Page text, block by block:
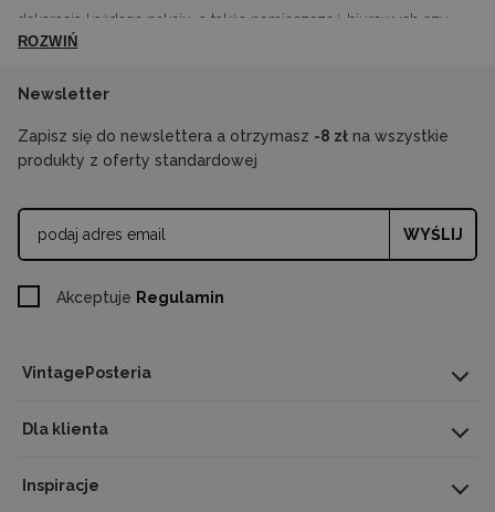
dekoracja każdego pokoju, a także pomieszczeń biurowych czy
lokali usługowych albo sklepów.
ROZWIŃ
VintagePosteria
Dla klienta
Inspiracje
Newsletter
Zapisz się do newslettera a otrzymasz -8 zł na wszystkie
produkty z oferty standardowej
WYŚLIJ
Akceptuje Regulamin